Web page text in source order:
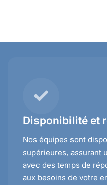
Disponibilité et
Nos équipes sont
supérieures, assurant
avec des temps de
aux besoins de votre